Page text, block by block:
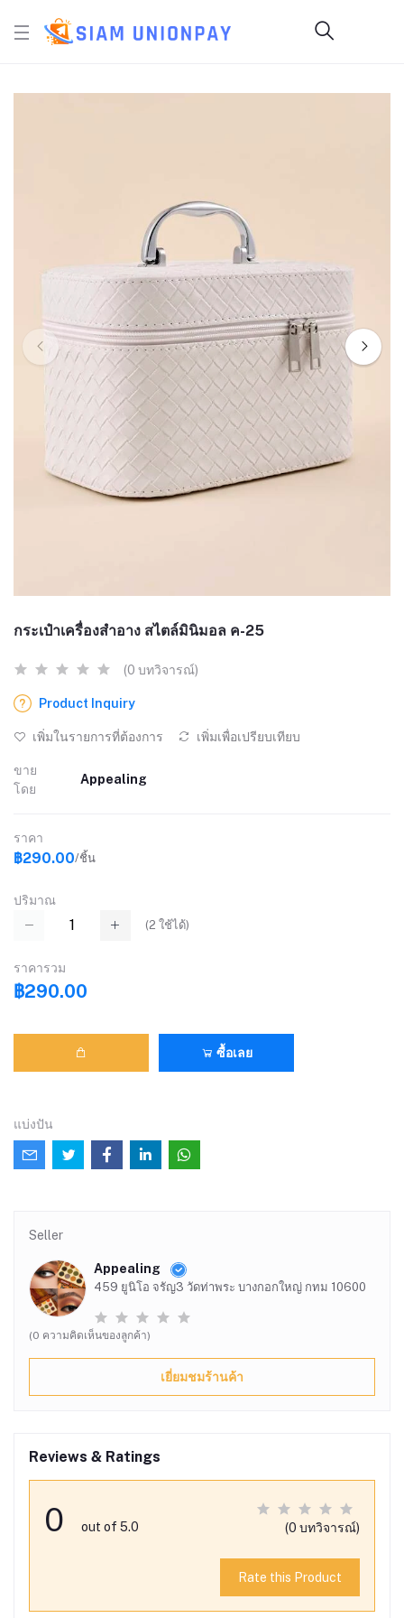
กระเป๋าเครื่องสำอาง สไตล์มินิมอล ค-25
(0 บทวิจารณ์)
Product Inquiry
เพิ่มในรายการที่ต้องการ เพิ่มเพื่อเปรียบเทียบ
ขาย
โดย
Appealing
ราคา
฿290.00/ชิ้น
ปริมาณ
(2 ใช้ได้)
ราคารวม
฿290.00
ซื้อเลย
แบ่งปัน
Seller
Appealing
459 ยูนิโอ จรัญ3 วัดท่าพระ บางกอกใหญ่ กทม 10600
(0 ความคิดเห็นของลูกค้า)
เยี่ยมชมร้านค้า
Reviews & Ratings
0 out of 5.0 (0 บทวิจารณ์)
Rate this Product